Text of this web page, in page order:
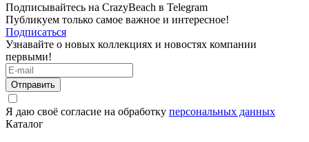
Подписывайтесь на CrazyBeach в Telegram
Публикуем только самое важное и интересное!
Подписаться
Узнавайте о новых коллекциях и новостях компании
первыми!
Отправить
Я даю своё согласие на обработку персональных данных
Каталог